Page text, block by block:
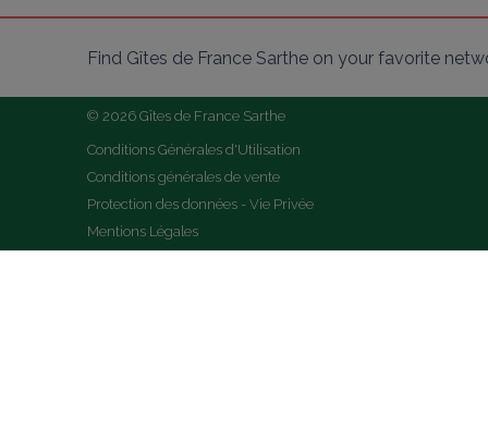
Find Gîtes de France Sarthe on your favorite
© 2026 Gîtes de France Sarthe
Conditions Générales d'Utilisation
Conditions générales de vente
Protection des données - Vie Privée
Mentions Légales